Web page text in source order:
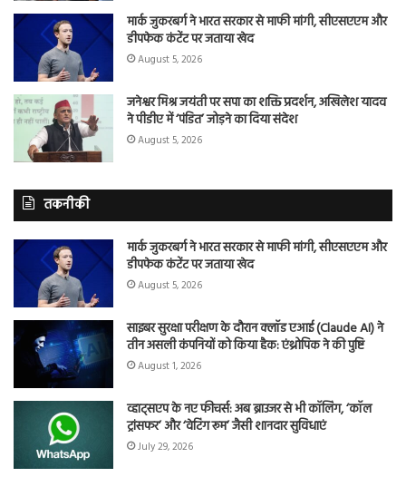
मार्क जुकरबर्ग ने भारत सरकार से माफी मांगी, सीएसएएम और
डीपफेक कंटेंट पर जताया खेद
August 5, 2026
जनेश्वर मिश्र जयंती पर सपा का शक्ति प्रदर्शन, अखिलेश यादव
ने पीडीए में ‘पंडित’ जोड़ने का दिया संदेश
August 5, 2026
तकनीकी
मार्क जुकरबर्ग ने भारत सरकार से माफी मांगी, सीएसएएम और
डीपफेक कंटेंट पर जताया खेद
August 5, 2026
साइबर सुरक्षा परीक्षण के दौरान क्लॉड एआई (Claude AI) ने
तीन असली कंपनियों को किया हैक: एंथ्रोपिक ने की पुष्टि
August 1, 2026
व्हाट्सएप के नए फीचर्स: अब ब्राउजर से भी कॉलिंग, ‘कॉल
ट्रांसफर’ और ‘वेटिंग रूम’ जैसी शानदार सुविधाएं
July 29, 2026